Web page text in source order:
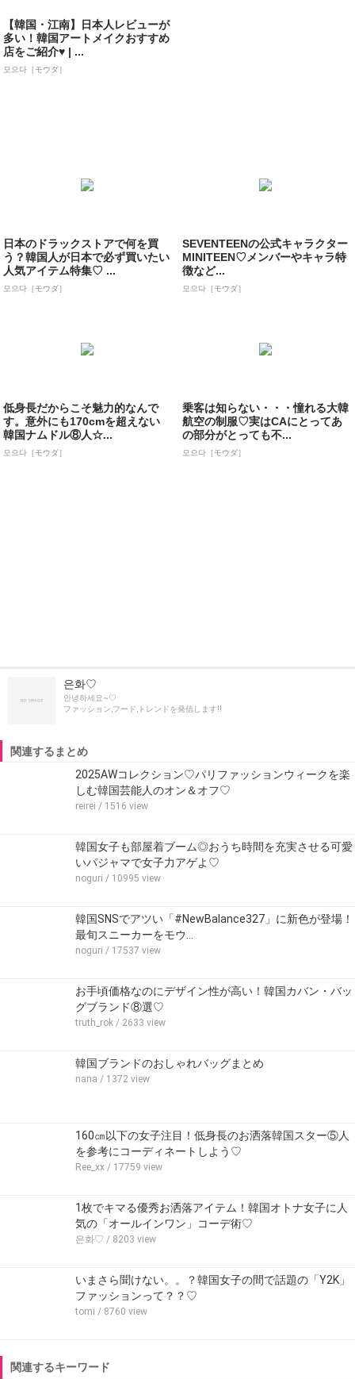
【韓国・江南】日本人レビューが
多い！韓国アートメイクおすすめ
店をご紹介♥ | ...
모으다［モウダ］
日本のドラックストアで何を買
う？韓国人が日本で必ず買いたい
人気アイテム特集♡ ...
모으다［モウダ］
SEVENTEENの公式キャラクター
MINITEEN♡メンバーやキャラ特
徴など...
모으다［モウダ］
低身長だからこそ魅力的なんで
す。意外にも170cmを超えない
韓国ナムドル⑧人☆...
모으다［モウダ］
乗客は知らない・・・憧れる大韓
航空の制服♡実はCAにとってあ
の部分がとっても不...
모으다［モウダ］
은화♡
안녕하세요~♡
ファッション,フード,トレンドを発信します!!
関連するまとめ
2025AWコレクション♡パリファッションウィークを楽
しむ韓国芸能人のオン＆オフ♡
reirei / 1516 view
韓国女子も部屋着ブーム◎おうち時間を充実させる可愛
いパジャマで女子力アゲよ♡
noguri / 10995 view
韓国SNSでアツい「#NewBalance327」に新色が登場！
最旬スニーカーをモウ…
noguri / 17537 view
お手頃価格なのにデザイン性が高い！韓国カバン・バッ
グブランド⑧選♡
truth_rok / 2633 view
韓国ブランドのおしゃれバッグまとめ
nana / 1372 view
160㎝以下の女子注目！低身長のお洒落韓国スター⑤人
を参考にコーディネートしよう♡
Ree_xx / 17759 view
1枚でキマる優秀お洒落アイテム！韓国オトナ女子に人
気の「オールインワン」コーデ術♡
은화♡ / 8203 view
いまさら聞けない。。？韓国女子の間で話題の「Y2K」
ファッションって？？♡
tomi / 8760 view
関連するキーワード